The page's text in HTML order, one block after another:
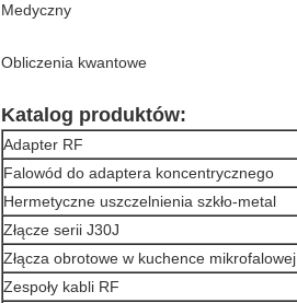
Medyczny
Obliczenia kwantowe
Katalog produktów:
Adapter RF
Falowód do adaptera koncentrycznego
Hermetyczne uszczelnienia szkło-metal
Złącze serii J30J
Złącza obrotowe w kuchence mikrofalowej
Zespoły kabli RF